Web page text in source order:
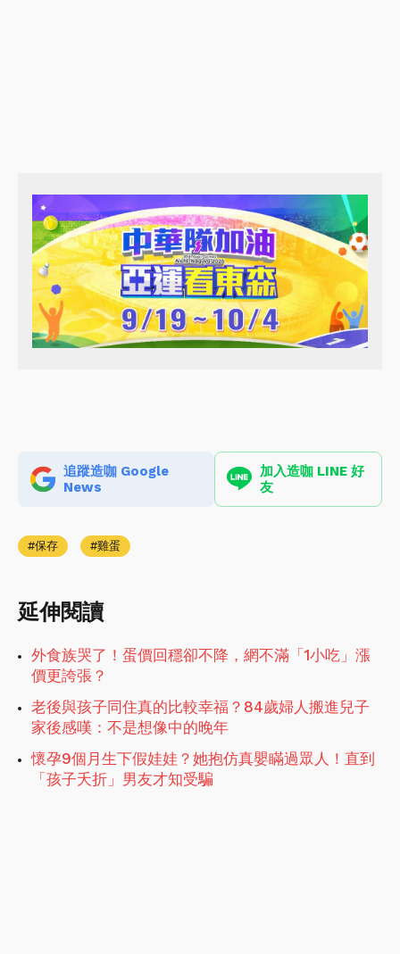
追蹤造咖 Google
News
加入造咖 LINE 好
友
保存 雞蛋
延伸閱讀
外食族哭了！蛋價回穩卻不降，網不滿「1小吃」漲
價更誇張？
老後與孩子同住真的比較幸福？84歲婦人搬進兒子
家後感嘆：不是想像中的晚年
懷孕9個月生下假娃娃？她抱仿真嬰瞞過眾人！直到
「孩子夭折」男友才知受騙